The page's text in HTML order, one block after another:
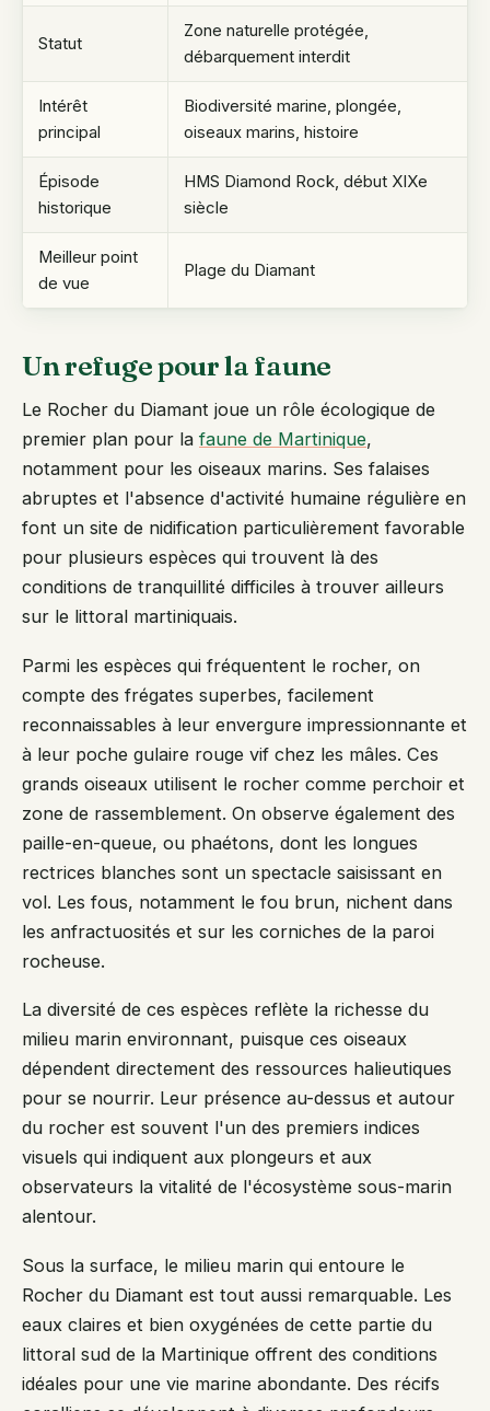
Statut
Zone naturelle protégée,
débarquement interdit
Intérêt
principal
Biodiversité marine, plongée,
oiseaux marins, histoire
Épisode
historique
HMS Diamond Rock, début XIXe
siècle
Meilleur point
de vue
Plage du Diamant
Un refuge pour la faune
Le Rocher du Diamant joue un rôle écologique de
premier plan pour la faune de Martinique,
notamment pour les oiseaux marins. Ses falaises
abruptes et l'absence d'activité humaine régulière en
font un site de nidification particulièrement favorable
pour plusieurs espèces qui trouvent là des
conditions de tranquillité difficiles à trouver ailleurs
sur le littoral martiniquais.
Parmi les espèces qui fréquentent le rocher, on
compte des frégates superbes, facilement
reconnaissables à leur envergure impressionnante et
à leur poche gulaire rouge vif chez les mâles. Ces
grands oiseaux utilisent le rocher comme perchoir et
zone de rassemblement. On observe également des
paille-en-queue, ou phaétons, dont les longues
rectrices blanches sont un spectacle saisissant en
vol. Les fous, notamment le fou brun, nichent dans
les anfractuosités et sur les corniches de la paroi
rocheuse.
La diversité de ces espèces reflète la richesse du
milieu marin environnant, puisque ces oiseaux
dépendent directement des ressources halieutiques
pour se nourrir. Leur présence au-dessus et autour
du rocher est souvent l'un des premiers indices
visuels qui indiquent aux plongeurs et aux
observateurs la vitalité de l'écosystème sous-marin
alentour.
Sous la surface, le milieu marin qui entoure le
Rocher du Diamant est tout aussi remarquable. Les
eaux claires et bien oxygénées de cette partie du
littoral sud de la Martinique offrent des conditions
idéales pour une vie marine abondante. Des récifs